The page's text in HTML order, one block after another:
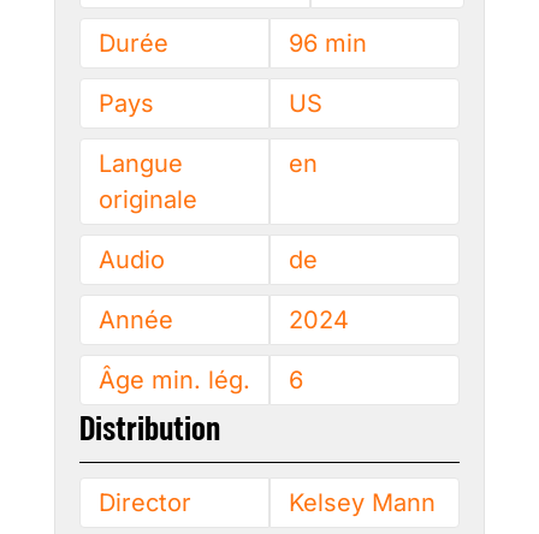
Durée 96 min
Pays US
Langue
originale
en
Audio de
Année 2024
Âge min. lég. 6
Distribution
Director Kelsey Mann